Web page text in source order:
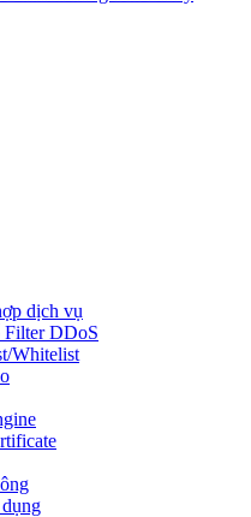
dịch vụ
Filter DDoS
Whitelist